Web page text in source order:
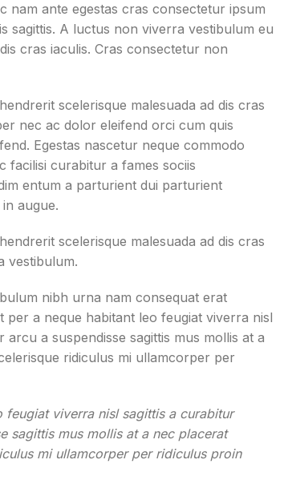
nam ante egestas cras consectetur ipsum
sagittis. A luctus non viverra vestibulum eu
cras iaculis. Cras consectetur non
scelerisque malesuada ad dis cras
nec ac dolor eleifend orci cum quis
Egestas nascetur neque commodo
facilisi curabitur a fames sociis
entum a parturient dui parturient
augue.
scelerisque malesuada ad dis cras
vestibulum.
nibh urna nam consequat erat
per a neque habitant leo feugiat viverra nisl
a suspendisse sagittis mus mollis at a
ridiculus mi ullamcorper per
feugiat viverra nisl sagittis a curabitur
sagittis mus mollis at a nec placerat
mi ullamcorper per ridiculus proin